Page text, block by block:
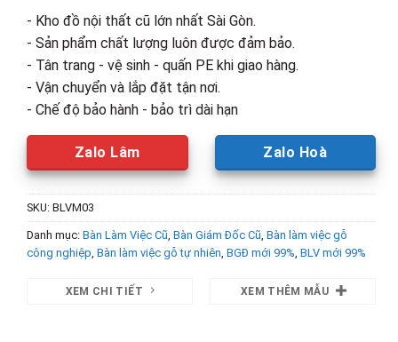
- Kho đồ nội thất cũ lớn nhất Sài Gòn.
- Sản phẩm chất lượng luôn được đảm bảo.
- Tân trang - vệ sinh - quấn PE khi giao hàng.
- Vận chuyển và lắp đặt tận nơi.
- Chế độ bảo hành - bảo trì dài hạn
Zalo Lâm Zalo Hoà
SKU: BLVM03
Danh mục: Bàn Làm Việc Cũ, Bàn Giám Đốc Cũ, Bàn làm việc gỗ
công nghiệp, Bàn làm việc gỗ tự nhiên, BGĐ mới 99%, BLV mới 99%
XEM CHI TIẾT XEM THÊM MẪU